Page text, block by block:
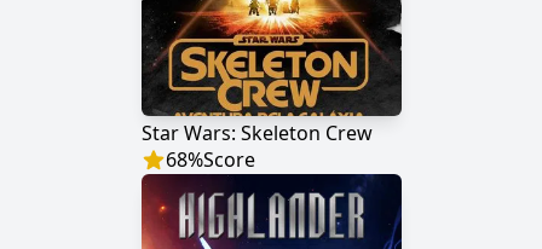
Star Wars: Skeleton Crew
68%Score